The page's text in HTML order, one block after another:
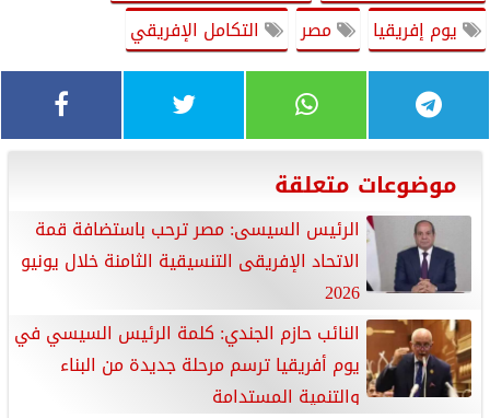
يوم إفريقيا
مصر التكامل الإفريقي
موضوعات متعلقة
الرئيس السيسى: مصر ترحب باستضافة قمة
الاتحاد الإفريقى التنسيقية الثامنة خلال يونيو
2026
النائب حازم الجندي: كلمة الرئيس السيسي في
يوم أفريقيا ترسم مرحلة جديدة من البناء
والتنمية المستدامة